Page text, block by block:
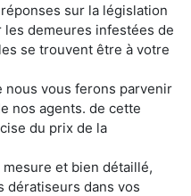
sur la législation
demeures infestées de
se trouvent être à votre
nous vous ferons parvenir
nos agents. de cette
du prix de la
et bien détaillé,
dératiseurs dans vos